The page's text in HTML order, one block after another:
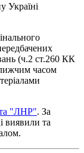
Україні
(ч.2 ст.260 КК
часом
"ЛНР". За
виявили та